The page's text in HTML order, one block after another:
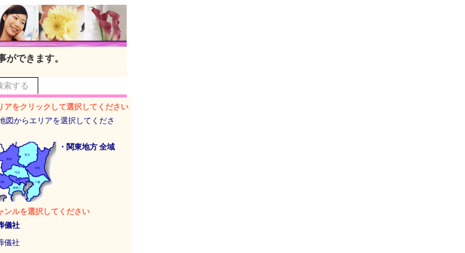
できます。
索する
アをクリックして選択してください
図からエリアを選択してくださ
・関東地方 全域
ンルを選択してください
儀社
儀社